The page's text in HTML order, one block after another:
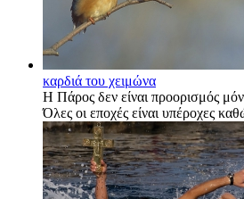
καρδιά του χειμώνα
Η Πάρος δεν είναι προορισμός
Όλες οι εποχές είναι υπέροχες